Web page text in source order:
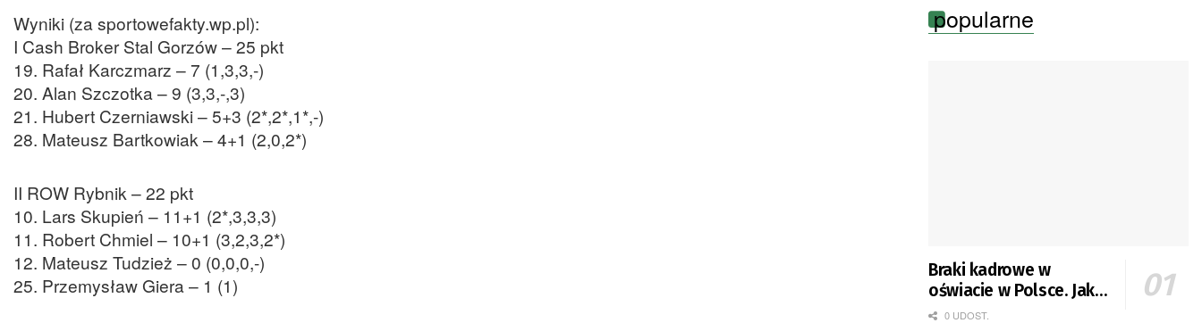
Wyniki (za sportowefakty.wp.pl):
I Cash Broker Stal Gorzów – 25 pkt
19. Rafał Karczmarz – 7 (1,3,3,-)
20. Alan Szczotka – 9 (3,3,-,3)
21. Hubert Czerniawski – 5+3 (2*,2*,1*,-)
28. Mateusz Bartkowiak – 4+1 (2,0,2*)
II ROW Rybnik – 22 pkt
10. Lars Skupień – 11+1 (2*,3,3,3)
11. Robert Chmiel – 10+1 (3,2,3,2*)
12. Mateusz Tudzież – 0 (0,0,0,-)
25. Przemysław Giera – 1 (1)
popularne
Braki kadrowe w
oświacie w Polsce. Jak
jest w Gorzowie?
0 UDOST.